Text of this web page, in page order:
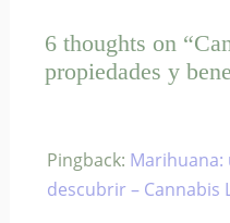
6 thoughts on
propiedades y
Pingback:
descubrir – Cannabis